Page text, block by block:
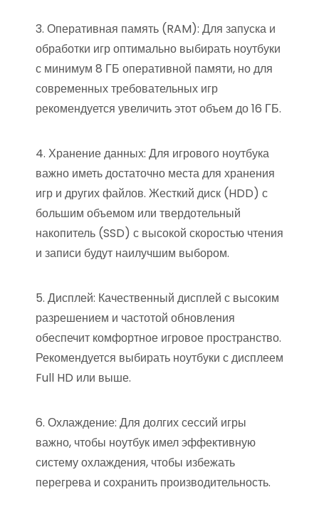
3. Оперативная память (RAM): Для запуска и
обработки игр оптимально выбирать ноутбуки
с минимум 8 ГБ оперативной памяти, но для
современных требовательных игр
рекомендуется увеличить этот объем до 16 ГБ.
4. Хранение данных: Для игрового ноутбука
важно иметь достаточно места для хранения
игр и других файлов. Жесткий диск (HDD) с
большим объемом или твердотельный
накопитель (SSD) с высокой скоростью чтения
и записи будут наилучшим выбором.
5. Дисплей: Качественный дисплей с высоким
разрешением и частотой обновления
обеспечит комфортное игровое пространство.
Рекомендуется выбирать ноутбуки с дисплеем
Full HD или выше.
6. Охлаждение: Для долгих сессий игры
важно, чтобы ноутбук имел эффективную
систему охлаждения, чтобы избежать
перегрева и сохранить производительность.